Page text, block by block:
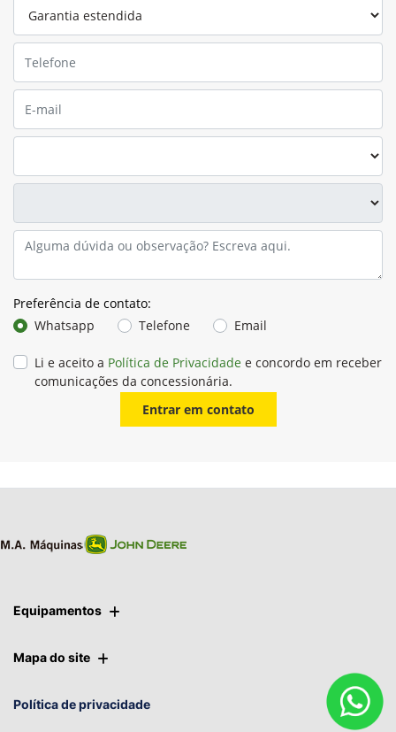
Preferência de contato:
Whatsapp
Telefone Email
Li e aceito a Política de Privacidade e concordo em receber
comunicações da concessionária.
Entrar em contato
Equipamentos
Mapa do site
Política de privacidade